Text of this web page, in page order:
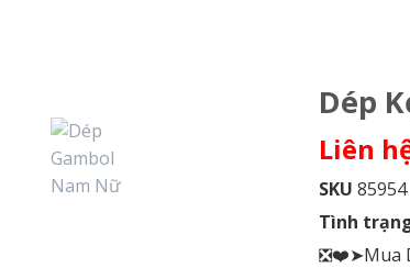
Dép
Liên
SKU 85954
Tình
❎❤️➤Mua